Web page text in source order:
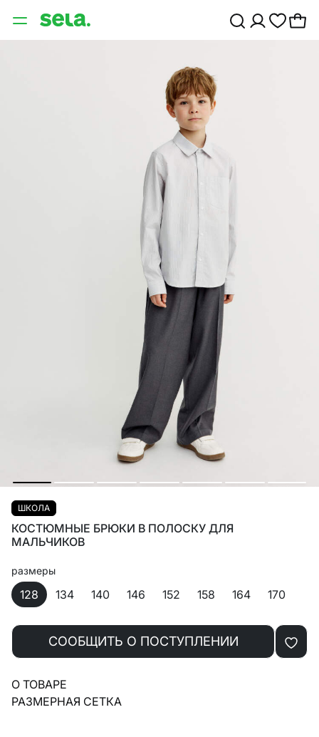
ШКОЛА
КОСТЮМНЫЕ БРЮКИ В ПОЛОСКУ ДЛЯ
МАЛЬЧИКОВ
размеры
128 134 140 146 152 158 164 170
СООБЩИТЬ О ПОСТУПЛЕНИИ
О ТОВАРЕ
РАЗМЕРНАЯ СЕТКА